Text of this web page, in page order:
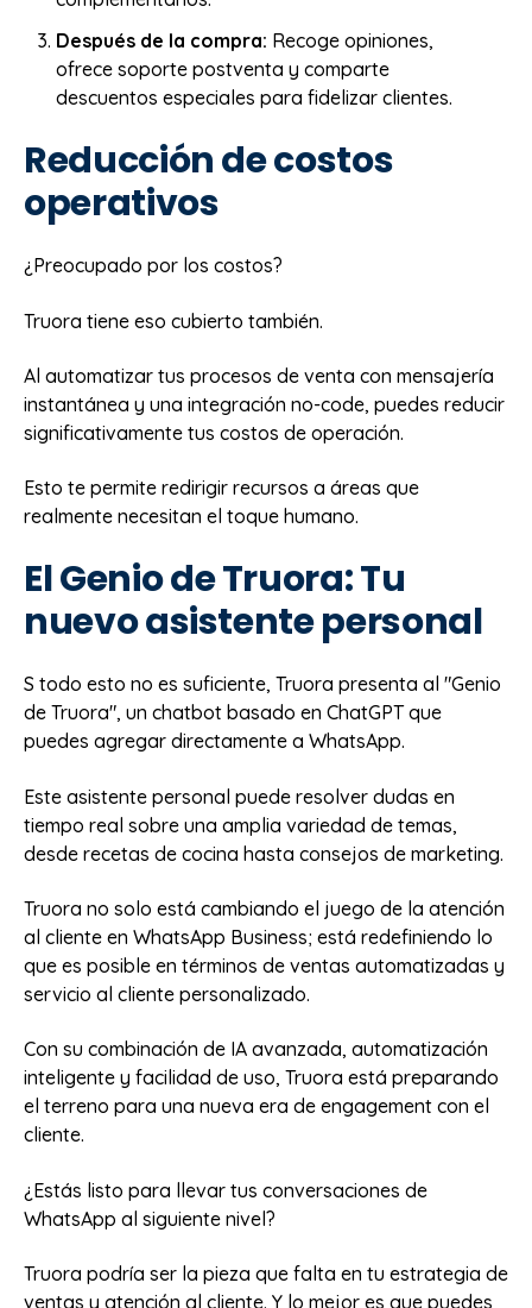
Después de la compra: Recoge opiniones,
ofrece soporte postventa y comparte
descuentos especiales para fidelizar clientes.
Reducción de costos
operativos
¿Preocupado por los costos?
Truora tiene eso cubierto también.
Al automatizar tus procesos de venta con mensajería
instantánea y una integración no-code, puedes reducir
significativamente tus costos de operación.
Esto te permite redirigir recursos a áreas que
realmente necesitan el toque humano.
El Genio de Truora: Tu
nuevo asistente personal
S todo esto no es suficiente, Truora presenta al "Genio
de Truora", un chatbot basado en ChatGPT que
puedes agregar directamente a WhatsApp.
Este asistente personal puede resolver dudas en
tiempo real sobre una amplia variedad de temas,
desde recetas de cocina hasta consejos de marketing.
Truora no solo está cambiando el juego de la atención
al cliente en WhatsApp Business; está redefiniendo lo
que es posible en términos de ventas automatizadas y
servicio al cliente personalizado.
Con su combinación de IA avanzada, automatización
inteligente y facilidad de uso, Truora está preparando
el terreno para una nueva era de engagement con el
cliente.
¿Estás listo para llevar tus conversaciones de
WhatsApp al siguiente nivel?
Truora podría ser la pieza que falta en tu estrategia de
ventas y atención al cliente. Y lo mejor es que puedes